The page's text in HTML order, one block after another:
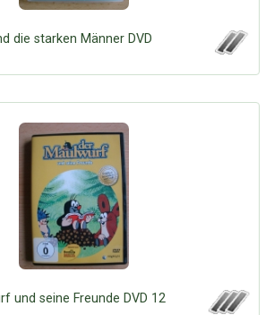
die starken Männer DVD
und seine Freunde DVD 12